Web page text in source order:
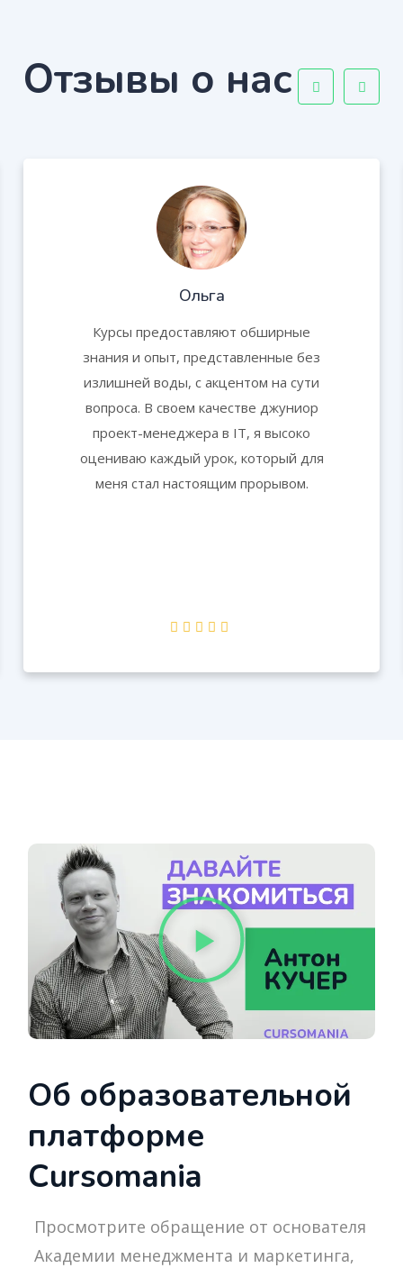
Отзывы о нас
Ольга
Курсы предоставляют обширные
знания и опыт, представленные без
излишней воды, с акцентом на сути
вопроса. В своем качестве джуниор
проект-менеджера в IT, я высоко
оцениваю каждый урок, который для
меня стал настоящим прорывом.
Об образовательной
платформе
Cursomania
Просмотрите обращение от основателя
Академии менеджмента и маркетинга,